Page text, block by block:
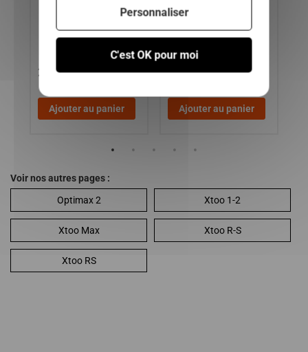
280,00 €
Ajouter au panier
DUE 3/5 P88, DUE 6 (
premier montage )
150,00 €
Ajouter au panier
Voir nos autres pages :
Optimax 2
Xtoo 1-2
Xtoo Max Xtoo R-S
Xtoo RS
C'est OK pour moi
Personnaliser